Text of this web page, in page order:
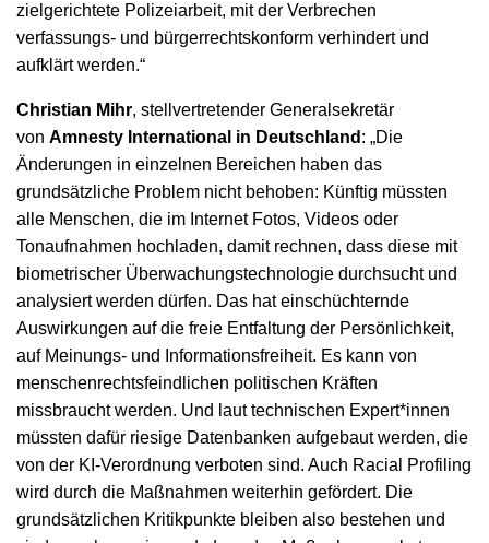
zielgerichtete Polizeiarbeit, mit der Verbrechen
verfassungs- und bürgerrechtskonform verhindert und
aufklärt werden.“
Christian Mihr, stellvertretender Generalsekretär
von Amnesty International in Deutschland : „Die
Änderungen in einzelnen Bereichen haben das
grundsätzliche Problem nicht behoben: Künftig müssten
alle Menschen, die im Internet Fotos, Videos oder
Tonaufnahmen hochladen, damit rechnen, dass diese mit
biometrischer Überwachungstechnologie durchsucht und
analysiert werden dürfen. Das hat einschüchternde
Auswirkungen auf die freie Entfaltung der Persönlichkeit,
auf Meinungs- und Informationsfreiheit. Es kann von
menschenrechtsfeindlichen politischen Kräften
missbraucht werden. Und laut technischen Expert*innen
müssten dafür riesige Datenbanken aufgebaut werden, die
von der KI-Verordnung verboten sind. Auch Racial Profiling
wird durch die Maßnahmen weiterhin gefördert. Die
grundsätzlichen Kritikpunkte bleiben also bestehen und